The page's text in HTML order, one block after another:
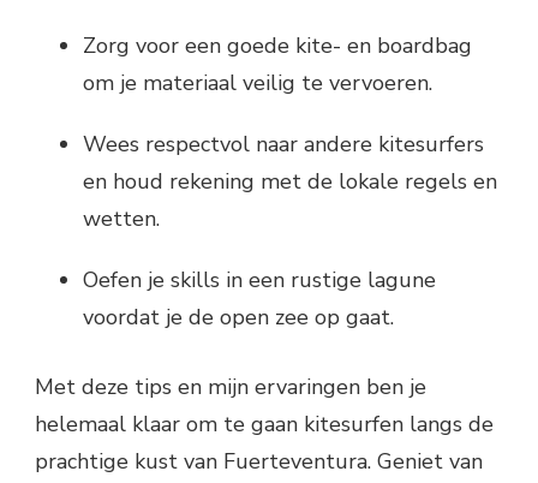
Zorg voor een goede kite- en boardbag
om je materiaal veilig te vervoeren.
Wees respectvol naar andere kitesurfers
en houd rekening met de lokale regels en
wetten.
Oefen je skills in een rustige lagune
voordat je de open zee op gaat.
Met deze tips en mijn ervaringen ben je
helemaal klaar om te gaan kitesurfen langs de
prachtige kust van Fuerteventura. Geniet van